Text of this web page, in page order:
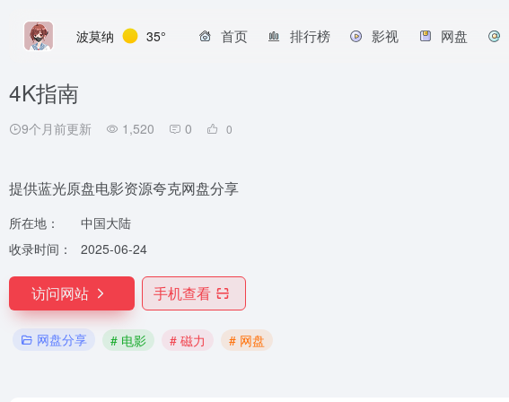
波莫纳 35° 首页 排行榜 影视 网盘
4K指南
9个月前更新 1,520 0 0
提供蓝光原盘电影资源夸克网盘分享
所在地：
中国大陆
收录时间：
2025-06-24
访问网站 手机查看
网盘分享 # 电影 # 磁力 # 网盘